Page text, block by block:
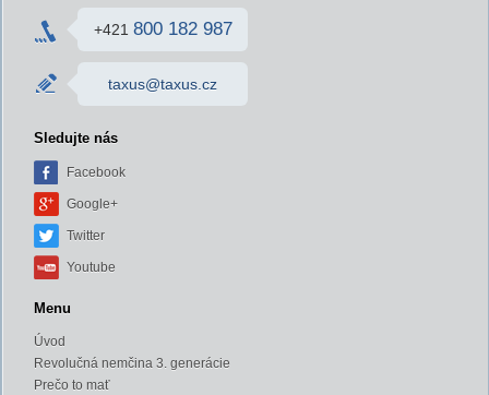
+421 800 182 987
taxus@taxus.cz
Sledujte nás
Facebook
Google+
Twitter
Youtube
Menu
Úvod
Revolučná nemčina 3. generácie
Prečo to mať